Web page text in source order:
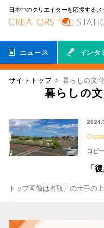
日本中のクリエイターを応援するメ
ニュース インタ
サイトトップ 暮らしの文
暮らしの
コピ
「